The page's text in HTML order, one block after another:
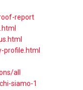
report
profile.html
all
siamo-1